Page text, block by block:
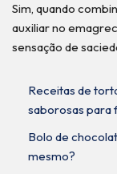
Sim, quando
auxiliar no
sensação de
Receitas de
saborosas para
Bolo de
mesmo?